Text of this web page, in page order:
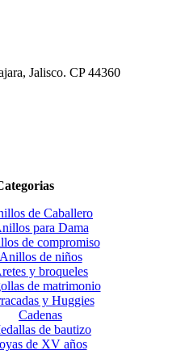
Jalisco. CP 44360
de Caballero
para Dama
de compromiso
Anillos de niños
y broqueles
de matrimonio
y Huggies
Cadenas
de bautizo
de XV años